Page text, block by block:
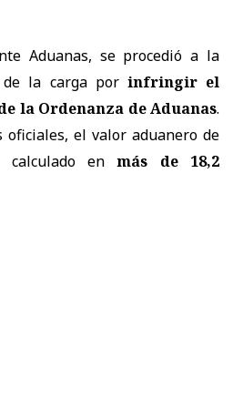
Aduanas, se procedió a la
de la carga por infringir el
la Ordenanza de Aduanas.
oficiales, el valor aduanero de
calculado enmás de 18,2